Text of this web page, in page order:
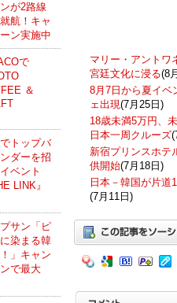
が2路線
航！キャ
ン実施中
で
＆
トップバ
ダーを招
ベント
LINK』
サン「ピ
染まる韓
」キャン
で最大
マリー・アントワ
宮廷文化に浸る(8
8月7日から夏イベ
ェ出現(7月25日)
18歳未満5万円、
日本一周クルーズ
新宿プリンスホテ
供開始(7月18日)
日本－韓国が片道
(7月11日)